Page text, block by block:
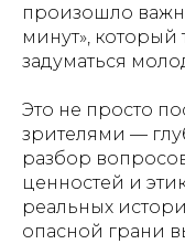
произошло
минут», который
задуматься
Это не просто
зрителями —
разбор
ценностей и
реальных
опасной грани